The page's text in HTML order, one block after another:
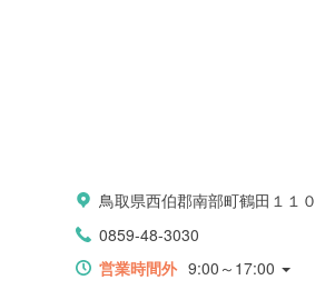
鳥取県西伯郡南部町鶴田１１０
0859-48-3030
営業時間外 9:00～17:00